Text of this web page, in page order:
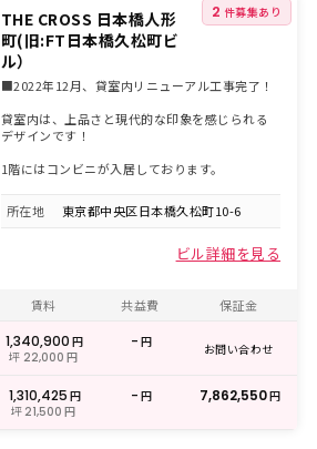
2 件募集あり
THE CROSS 日本橋人形
町(旧:FT日本橋久松町ビ
ル）
■2022年12月、貸室内リニューアル工事完了！
貸室内は、上品さと現代的な印象を感じられる
デザインです！
1階にはコンビニが入居しております。
所在地 東京都中央区日本橋久松町10-6
ビル詳細を見る
賃料 共益費 保証金
1,340,900 円
坪 22,000 円
- 円 お問い合わせ
1,310,425 円
坪 21,500 円
- 円 7,862,550円